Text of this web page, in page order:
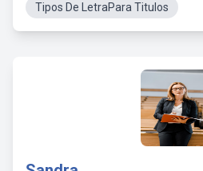
Tipos De LetraPara Titulos